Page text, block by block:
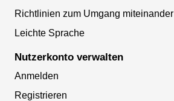
Richtlinien zum Umgang miteinander
Leichte Sprache
Nutzerkonto verwalten
Anmelden
Registrieren